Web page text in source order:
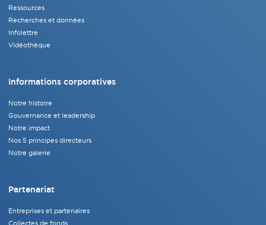
Ressources
Recherches et données
Infolettre
Vidéothèque
Informations corporatives
Notre histoire
Gouvernance et leadership
Notre impact
Nos 5 principes directeurs
Notre galerie
Partenariat
Entreprises et partenaires
Collectes de fonds